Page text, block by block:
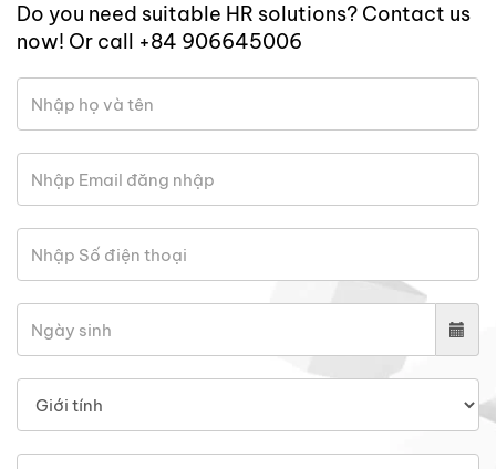
Do you need suitable HR solutions? Contact us
now! Or call +84 906645006